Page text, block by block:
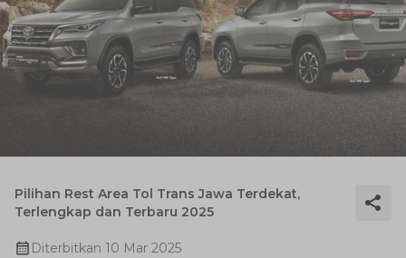
Pilihan Rest Area Tol Trans Jawa Terdekat,
Terlengkap dan Terbaru 2025
Diterbitkan 10 Mar 2025